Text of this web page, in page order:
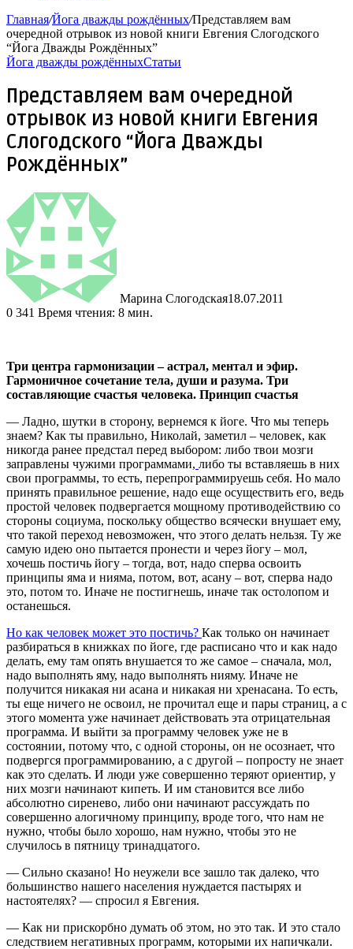
Главная/Йога дважды рождённых/Представляем вам
очередной отрывок из новой книги Евгения Слогодского
“Йога Дважды Рождённых”
Йога дважды рождённыхСтатьи
Представляем вам очередной
отрывок из новой книги Евгения
Слогодского “Йога Дважды
Рождённых”
Марина Слогодская18.07.2011
0 341 Время чтения: 8 мин.
Три центра гармонизации – астрал, ментал и эфир.
Гармоничное сочетание тела, души и разума. Три
составляющие счастья человека. Принцип счастья
— Ладно, шутки в сторону, вернемся к йоге. Что мы теперь
знаем? Как ты правильно, Николай, заметил – человек, как
никогда ранее предстал перед выбором: либо твои мозги
заправлены чужими программами, либо ты вставляешь в них
свои программы, то есть, перепрограммируешь себя. Но мало
принять правильное решение, надо еще осуществить его, ведь
простой человек подвергается мощному противодействию со
стороны социума, поскольку общество всячески внушает ему,
что такой переход невозможен, что этого делать нельзя. Ту же
самую идею оно пытается пронести и через йогу – мол,
хочешь постичь йогу – тогда, вот, надо сперва освоить
принципы яма и нияма, потом, вот, асану – вот, сперва надо
это, потом то. Иначе не постигнешь, иначе так остолопом и
останешься.
Но как человек может это постичь? Как только он начинает
разбираться в книжках по йоге, где расписано что и как надо
делать, ему там опять внушается то же самое – сначала, мол,
надо выполнять яму, надо выполнять нияму. Иначе не
получится никакая ни асана и никакая ни хренасана. То есть,
ты еще ничего не освоил, не прочитал еще и пары страниц, а с
этого момента уже начинает действовать эта отрицательная
программа. И выйти за программу человек уже не в
состоянии, потому что, с одной стороны, он не осознает, что
подвергся программированию, а с другой – попросту не знает
как это сделать. И люди уже совершенно теряют ориентир, у
них мозги начинают кипеть. И им становится все либо
абсолютно сиренево, либо они начинают рассуждать по
совершенно алогичному принципу, вроде того, что нам не
нужно, чтобы было хорошо, нам нужно, чтобы это не
случилось в пятницу тринадцатого.
— Сильно сказано! Но неужели все зашло так далеко, что
большинство нашего населения нуждается пастырях и
настоятелях? — спросил я Евгения.
— Как ни прискорбно думать об этом, но это так. И это стало
следствием негативных программ, которыми их напичкали.